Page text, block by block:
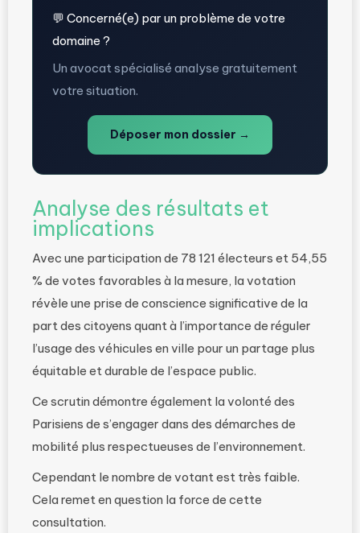
💬 Concerné(e) par un problème de votre
domaine ?
Un avocat spécialisé analyse gratuitement
votre situation.
Déposer mon dossier →
Analyse des résultats et
implications
Avec une participation de 78 121 électeurs et 54,55
% de votes favorables à la mesure, la votation
révèle une prise de conscience significative de la
part des citoyens quant à l’importance de réguler
l’usage des véhicules en ville pour un partage plus
équitable et durable de l’espace public.
Ce scrutin démontre également la volonté des
Parisiens de s’engager dans des démarches de
mobilité plus respectueuses de l’environnement.
Cependant le nombre de votant est très faible.
Cela remet en question la force de cette
consultation.